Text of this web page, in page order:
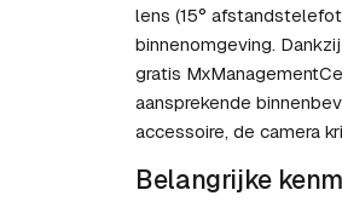
lens (15°
binnenomgeving.
gratis
aansprekende
accessoire, de camera
Belangrijke